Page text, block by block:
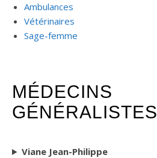
Ambulances
Vétérinaires
Sage-femme
MÉDECINS
GÉNÉRALISTES
Viane Jean-Philippe